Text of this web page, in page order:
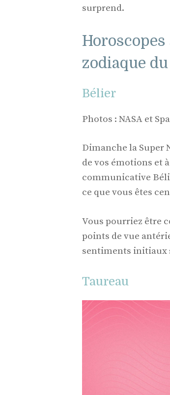
surprend.
zodiaque
Bélier
Photos : NASA et
Dimanche la Super
de vos émotions et
communicative
ce que vous êtes
Vous pourriez être
points de vue
sentiments initiaux
Taureau